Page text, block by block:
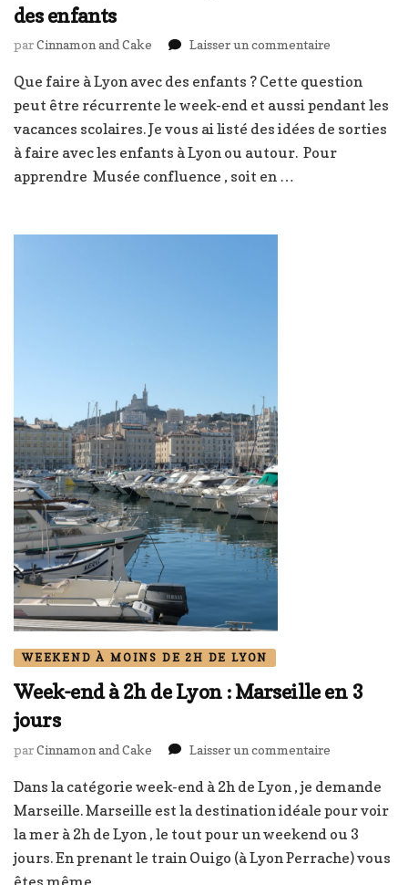
des enfants
parCinnamon and Cake Laisser un commentaire
idées
de
sorties
à
Lyon
Que faire à Lyon avec des enfants ? Cette question
peut être récurrente le week-end et aussi pendant les
vacances scolaires. Je vous ai listé des idées de sorties
à faire avec les enfants à Lyon ou autour. Pour
apprendre Musée confluence , soit en …
WEEKEND À MOINS DE 2H DE LYON
Week-end à 2h de Lyon : Marseille en 3
jours
parCinnamon and Cake Laisser un commentaire
end
à
de
Lyon
Dans la catégorie week-end à 2h de Lyon , je demande
Marseille. Marseille est la destination idéale pour voir
la mer à 2h de Lyon , le tout pour un weekend ou 3
jours. En prenant le train Ouigo (à Lyon Perrache) vous
êtes même …